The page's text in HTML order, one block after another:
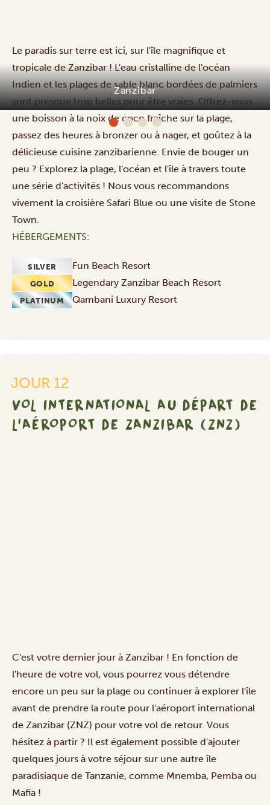
Fun Beach Resort
Le paradis sur terre est ici, sur l'île magnifique et
tropicale de Zanzibar ! L'eau cristalline de l'océan
Indien et les plages de sable blanc bordées de palmiers
sont presque trop belles pour être vraies. Offrez-vous
une boisson à la noix de coco fraîche sur la plage,
passez des heures à bronzer ou à nager, et goûtez à la
délicieuse cuisine zanzibarienne. Envie de bouger un
peu ? Explorez la plage, l'océan et l'île à travers toute
une série d'activités ! Nous vous recommandons
vivement la croisière Safari Blue ou une visite de Stone
Town.
HÉBERGEMENTS:
SILVER Fun Beach Resort
GOLD Legendary Zanzibar Beach Resort
PLATINUM Qambani Luxury Resort
JOUR 12
VOL INTERNATIONAL AU DÉPART DE
L'AÉROPORT DE ZANZIBAR (ZNZ)
Vol
l'aéroport
de
Zanzibar
(ZNZ)
C'est votre dernier jour à Zanzibar ! En fonction de
l'heure de votre vol, vous pourrez vous détendre
encore un peu sur la plage ou continuer à explorer l'île
avant de prendre la route pour l'aéroport international
de Zanzibar (ZNZ) pour votre vol de retour. Vous
hésitez à partir ? Il est également possible d'ajouter
quelques jours à votre séjour sur une autre île
paradisiaque de Tanzanie, comme Mnemba, Pemba ou
Mafia !